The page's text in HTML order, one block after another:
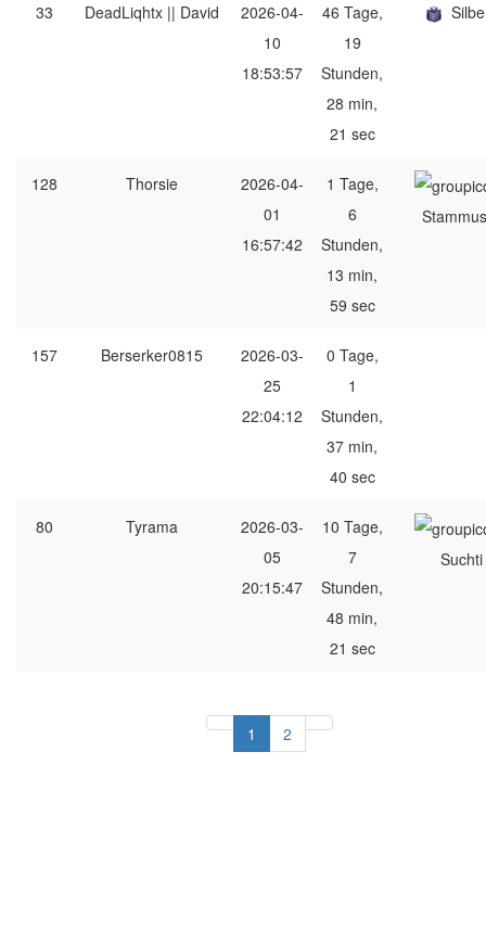
33 DeadLiqhtx || David
2026-04-
10
18:53:57
46 Tage,
19
Stunden,
28 min,
21 sec
128 Thorsie
2026-04-
01
16:57:42
1 Tage,
6
Stunden,
13 min,
59 sec
157 Berserker0815
2026-03-
25
22:04:12
0 Tage,
1
Stunden,
37 min,
40 sec
80 Tyrama
2026-03-
05
20:15:47
10 Tage,
7
Stunden,
48 min,
21 sec
Suchti
1 2